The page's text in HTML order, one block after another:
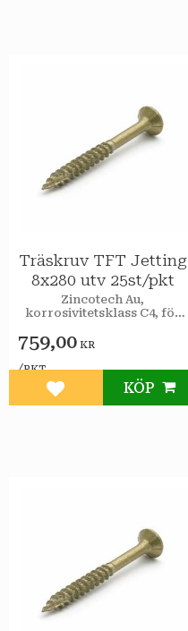
Träskruv TFT Jetting
8x280 utv 25st/pkt
Zincotech Au,
korrosivitetsklass C4, för
759,00 KR
/PKT
Lägg till i favoriter
KÖP